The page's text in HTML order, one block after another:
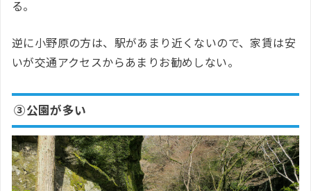
る。
逆に小野原の方は、駅があまり近くないので、家賃は安
いが交通アクセスからあまりお勧めしない。
③公園が多い